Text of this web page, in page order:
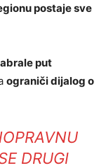
postaje sve
put
ograniči dijalog o
DRUGI